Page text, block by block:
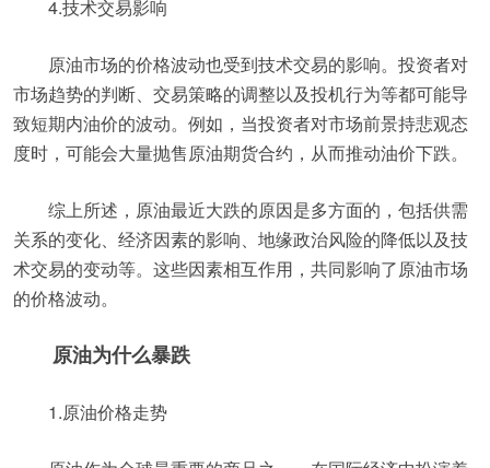
4.技术交易影响
原油市场的价格波动也受到技术交易的影响。投资者对
市场趋势的判断、交易策略的调整以及投机行为等都可能导
致短期内油价的波动。例如，当投资者对市场前景持悲观态
度时，可能会大量抛售原油期货合约，从而推动油价下跌。
综上所述，原油最近大跌的原因是多方面的，包括供需
关系的变化、经济因素的影响、地缘政治风险的降低以及技
术交易的变动等。这些因素相互作用，共同影响了原油市场
的价格波动。
原油为什么暴跌
1.原油价格走势